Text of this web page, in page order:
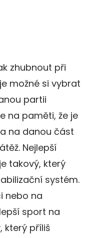
zhubnout při
možné si vybrat
partii
na paměti, že je
na danou část
Nejlepší
takový, který
systém.
nebo na
sport na
který příliš